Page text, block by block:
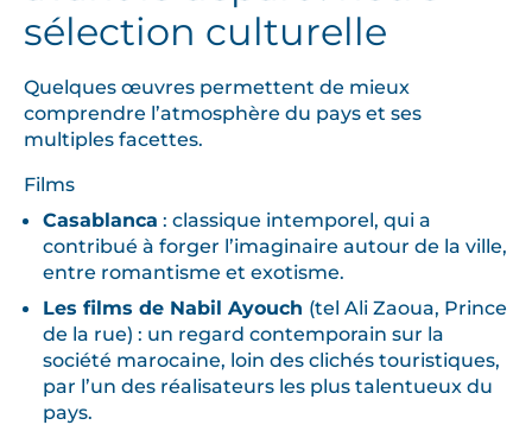
sélection culturelle
Quelques œuvres permettent de mieux
comprendre l’atmosphère du pays et ses
multiples facettes.
Films
Casablanca : classique intemporel, qui a
contribué à forger l’imaginaire autour de la ville,
entre romantisme et exotisme.
Les films de Nabil Ayouch (tel Ali Zaoua, Prince
de la rue) : un regard contemporain sur la
société marocaine, loin des clichés touristiques,
par l’un des réalisateurs les plus talentueux du
pays.